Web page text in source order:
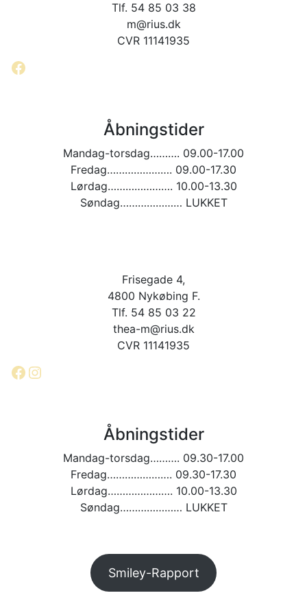
på
varesiden
Tlf. 54 85 03 38
m@rius.dk
CVR 11141935
Facebook
Åbningstider
Mandag-torsdag………. 09.00-17.00
Fredag…………………. 09.00-17.30
Lørdag…………………. 10.00-13.30
Søndag………………… LUKKET
Frisegade 4,
4800 Nykøbing F.
Tlf. 54 85 03 22
thea-m@rius.dk
CVR 11141935
Facebook
Instagram
Åbningstider
Mandag-torsdag………. 09.30-17.00
Fredag…………………. 09.30-17.30
Lørdag…………………. 10.00-13.30
Søndag………………… LUKKET
Smiley-Rapport